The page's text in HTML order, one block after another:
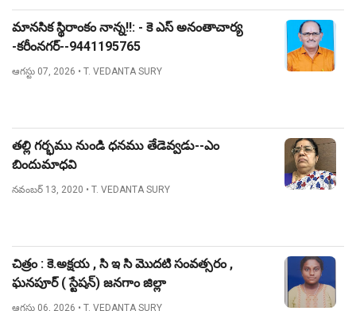
మానసిక స్థిరాంకం నాన్న!!: - కె ఎస్ అనంతాచార్య
-కరీంనగర్--9441195765
ఆగస్టు 07, 2026 • T. VEDANTA SURY
తల్లి గర్భము నుండి ధనము తేడెవ్వడు--ఎం
బిందుమాధవి
నవంబర్ 13, 2020 • T. VEDANTA SURY
చిత్రం : కె.అక్షయ , సి ఇ సి మొదటి సంవత్సరం ,
ఘనపూర్ ( స్టేషన్) జనగాం జిల్లా
ఆగస్టు 06, 2026 • T. VEDANTA SURY